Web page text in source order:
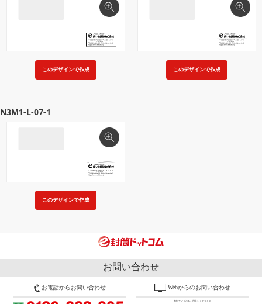
このデザインで作成 このデザインで作成
N3M1-L-07-1
このデザインで作成
お問い合わせ
お電話からお問い合わせ Webからのお問い合わせ
無料サンプルもご用意しております